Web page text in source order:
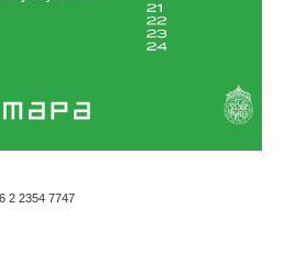
2 2354 7747